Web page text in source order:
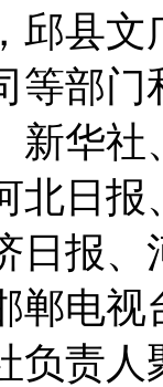
邱县
等部
新华
北日
日报
郸电
负责